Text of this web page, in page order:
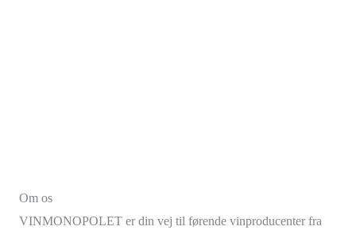
Om os
VINMONOPOLET er din vej til førende vinproducenter fra